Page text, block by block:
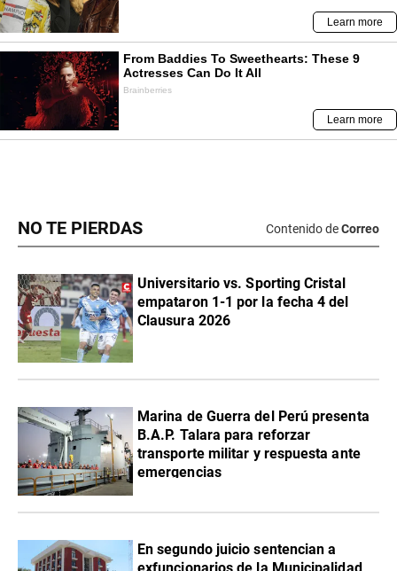
NO TE PIERDAS Contenido deCorreo
Universitario vs. Sporting Cristal
empataron 1-1 por la fecha 4 del
Clausura 2026
Marina de Guerra del Perú presenta
B.A.P. Talara para reforzar
transporte militar y respuesta ante
emergencias
En segundo juicio sentencian a